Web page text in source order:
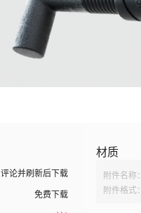
评论并刷新后下载
免费下载
材质
附件名称：
附件格式：